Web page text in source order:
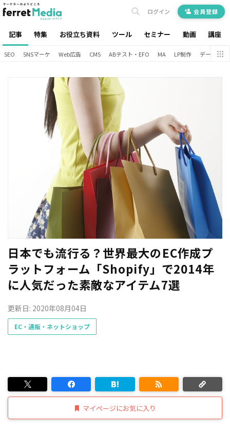
記事 特集 お役立ち資料 ツール セミナー 動画 講座
ログイン 会員登録
SEO SNSマーケ Web広告 CMS ABテスト・EFO MA LP制作 データ分析
日本でも流行る？世界最大のEC作成プ
ラットフォーム「Shopify」で2014年
に人気だった素敵なアイテム7選
更新日: 2020年08月04日
EC・通販・ネットショップ
マイページにお気に入り